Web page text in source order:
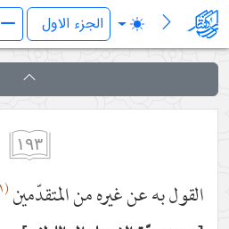
فرائد الاصول (رسائل)
١٩٣
القول به عن غيره من المتقدّمين(١)